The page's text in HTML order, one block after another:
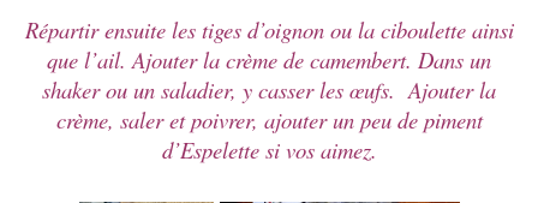
Répartir ensuite les tiges d’oignon ou la ciboulette ainsi
que l’ail. Ajouter la crème de camembert. Dans un
shaker ou un saladier, y casser les œufs. Ajouter la
crème, saler et poivrer, ajouter un peu de piment
d’Espelette si vos aimez.